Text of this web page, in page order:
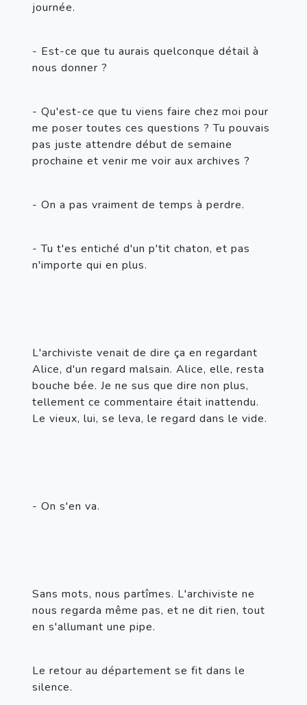
journée.
- Est-ce que tu aurais quelconque détail à
nous donner ?
- Qu'est-ce que tu viens faire chez moi pour
me poser toutes ces questions ? Tu pouvais
pas juste attendre début de semaine
prochaine et venir me voir aux archives ?
- On a pas vraiment de temps à perdre.
- Tu t'es entiché d'un p'tit chaton, et pas
n'importe qui en plus.
L'archiviste venait de dire ça en regardant
Alice, d'un regard malsain. Alice, elle, resta
bouche bée. Je ne sus que dire non plus,
tellement ce commentaire était inattendu.
Le vieux, lui, se leva, le regard dans le vide.
- On s'en va.
Sans mots, nous partîmes. L'archiviste ne
nous regarda même pas, et ne dit rien, tout
en s'allumant une pipe.
Le retour au département se fit dans le
silence.